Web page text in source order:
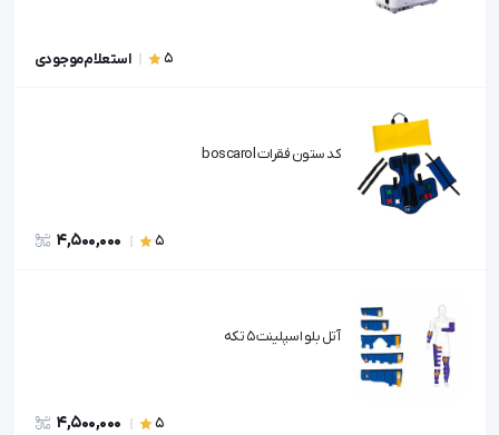
5 استعلام موجودی
کد ستون فقرات boscarol
5
4,500,000
آتل بلو اسپلینت ۵ تکه
5
4,500,000